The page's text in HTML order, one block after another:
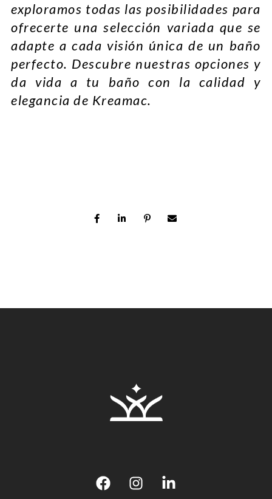
exploramos todas las posibilidades para
ofrecerte una selección variada que se
adapte a cada visión única de un baño
perfecto. Descubre nuestras opciones y
da vida a tu baño con la calidad y
elegancia de Kreamac.